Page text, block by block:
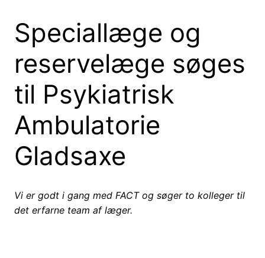
Speciallæge og
reservelæge søges
til Psykiatrisk
Ambulatorie
Gladsaxe
Vi er godt i gang med FACT og søger to kolleger til
det erfarne team af læger.